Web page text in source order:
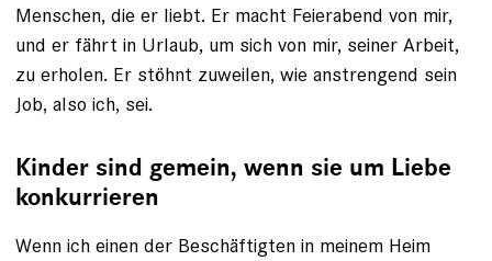
Menschen, die er liebt. Er macht Feierabend von mir,
und er fährt in Urlaub, um sich von mir, seiner Arbeit,
zu erholen. Er stöhnt zuweilen, wie anstrengend sein
Job, also ich, sei.
Kinder sind gemein, wenn sie um Liebe
konkurrieren
Wenn ich einen der Beschäftigten in meinem Heim